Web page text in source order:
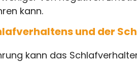
kann.
und der
kann das